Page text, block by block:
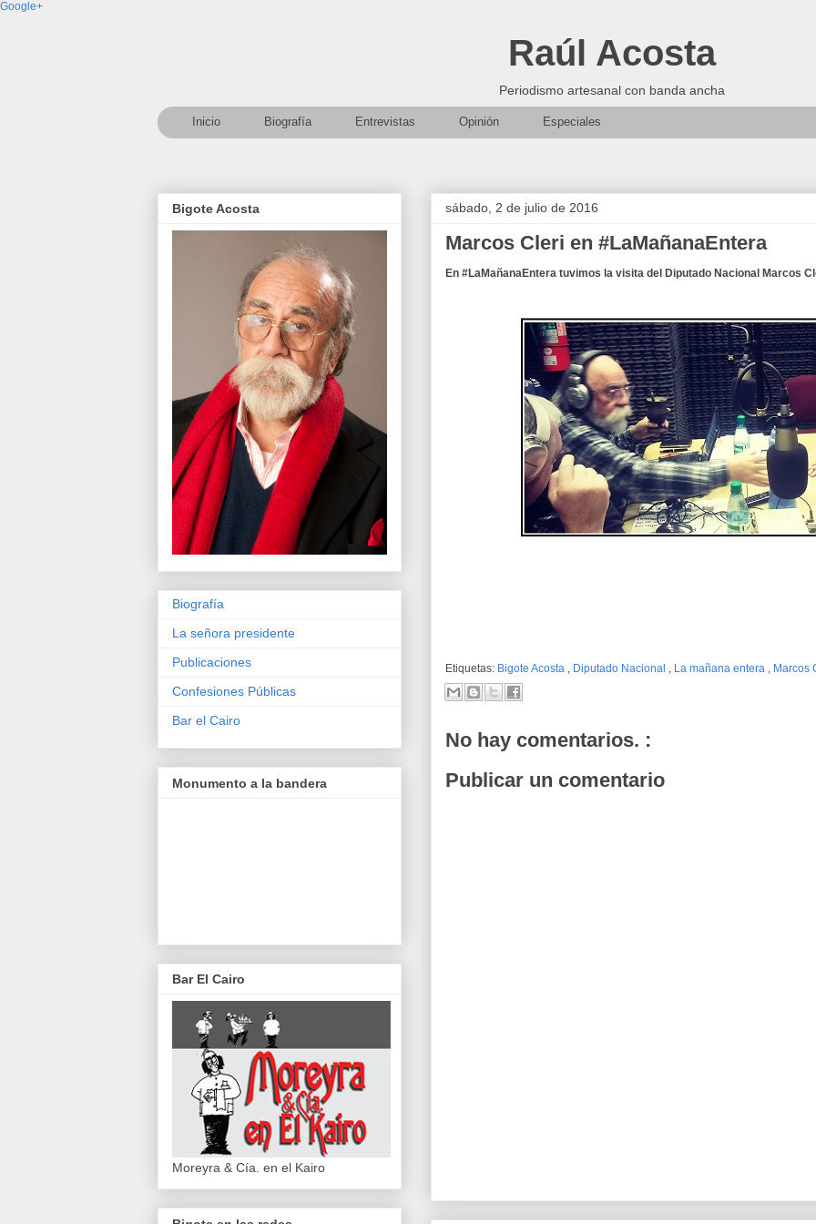
Google+
Raúl Acosta
Periodismo artesanal con banda ancha
Inicio Biografía Entrevistas Opinión Especiales
sábado, 2 de julio de 2016
Marcos Cleri en #LaMañanaEntera
En #LaMañanaEntera tuvimos la visita del Diputado Nacional Marcos
Etiquetas: Bigote Acosta , Diputado Nacional , La mañana entera , Marcos
No hay comentarios. :
Publicar un comentario
Bigote Acosta
Biografía
La señora presidente
Publicaciones
Confesiones Públicas
Bar el Cairo
Monumento a la bandera
Bar El Cairo
Moreyra & Cía. en el Kairo